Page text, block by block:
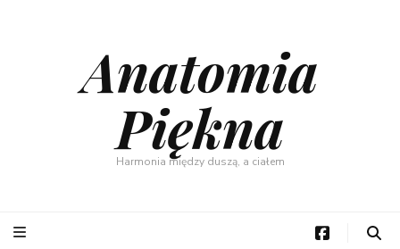
Anatomia
Piękna
Harmonia między duszą, a ciałem